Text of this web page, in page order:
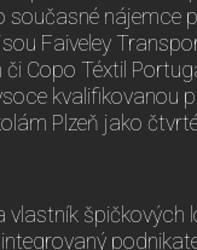
současné nájemce
Faiveley
Copo Téxtil
kvalifikovanou
Plzeň jako
vlastník špičkových